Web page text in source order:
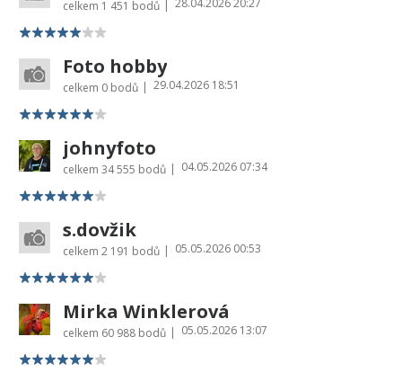
celkem 1 451 bodů
Foto hobby
celkem 0 bodů | 29.04.2026 18:51
johnyfoto
celkem 34 555 bodů | 04.05.2026 07:34
s.dovžik
celkem 2 191 bodů | 05.05.2026 00:53
Mirka Winklerová
celkem 60 988 bodů | 05.05.2026 13:07